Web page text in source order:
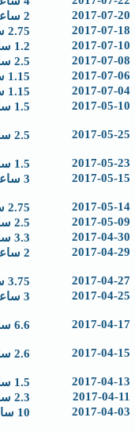
2017-07-20 2 ساعة
2017-07-18 2.75 ساعة
2017-07-10 1.2 ساعة
2017-07-08 2.5 ساعة
2017-07-06 1.15 ساعة
2017-07-04 1.15 ساعة
2017-05-10 1.5 ساعة
2017-05-25 2.5 ساعة
2017-05-23 1.5 ساعة
2017-05-15 3 ساعة
2017-05-14 2.75 ساعة
2017-05-09 2.5 ساعة
2017-04-30 3.3 ساعة
2017-04-29 2 ساعة
2017-04-27 3.75 ساعة
2017-04-25 3 ساعة
2017-04-17 6.6 ساعة
2017-04-15 2.6 ساعة
2017-04-13 1.5 ساعة
2017-04-11 2.3 ساعة
2017-04-03 10 ساعة